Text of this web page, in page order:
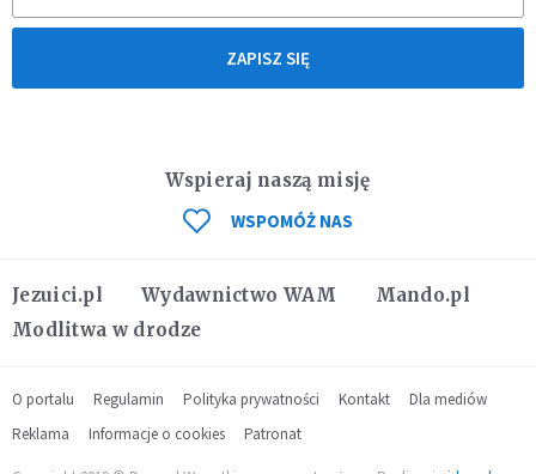
ZAPISZ SIĘ
Jezuici.pl Wydawnictwo WAM
Mando.pl
Modlitwa w drodze
Wspieraj naszą misję
WSPOMÓŻ NAS
O portalu Regulamin Polityka prywatności Kontakt
Dla mediów
Reklama
Informacje o cookies Patronat